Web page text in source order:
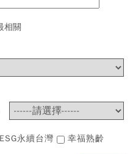
相關
ESG永續台灣 幸福熟齡